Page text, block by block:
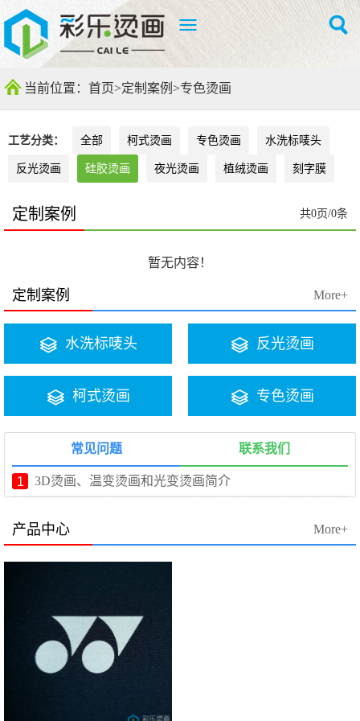
当前位置： 首页>定制案例 >专色烫画
工艺分类： 全部 柯式烫画 专色烫画 水洗标唛头
反光烫画 硅胶烫画 夜光烫画 植绒烫画 刻字膜
定制案例 共0页/0条
暂无内容！
定制案例 More+
水洗标唛头 反光烫画
柯式烫画 专色烫画
常见问题 联系我们
1 3D烫画、温变烫画和光变烫画简介
产品中心 More+